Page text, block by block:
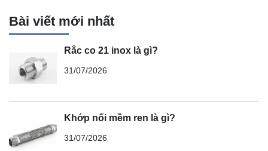
Bài viết mới nhất
Rắc co 21 inox là gì?
31/07/2026
Khớp nối mềm ren là gì?
31/07/2026